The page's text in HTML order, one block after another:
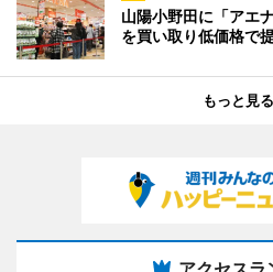
山陽小野田に「アエ
を買い取り低価格で
もっと見る